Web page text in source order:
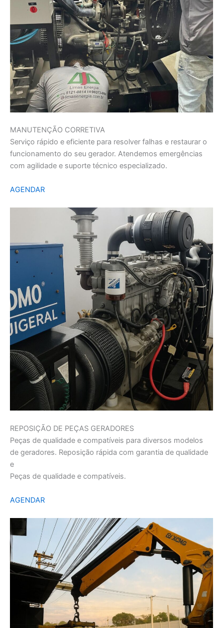
MANUTENÇÃO CORRETIVA
Serviço rápido e eficiente para resolver falhas e restaurar o
funcionamento do seu gerador. Atendemos emergências
com agilidade e suporte técnico especializado.
AGENDAR
REPOSIÇÃO DE PEÇAS GERADORES
Peças de qualidade e compatíveis para diversos modelos
de geradores. Reposição rápida com garantia de qualidade
e
Peças de qualidade e compatíveis.
AGENDAR